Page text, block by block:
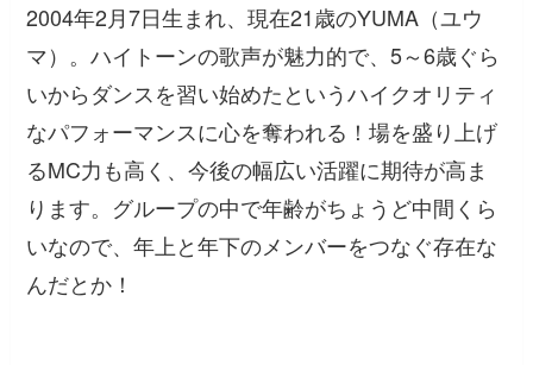
2004年2月7日生まれ、現在21歳のYUMA（ユウ
マ）。ハイトーンの歌声が魅力的で、5～6歳ぐら
いからダンスを習い始めたというハイクオリティ
なパフォーマンスに心を奪われる！場を盛り上げ
るMC力も高く、今後の幅広い活躍に期待が高ま
ります。グループの中で年齢がちょうど中間くら
いなので、年上と年下のメンバーをつなぐ存在な
んだとか！